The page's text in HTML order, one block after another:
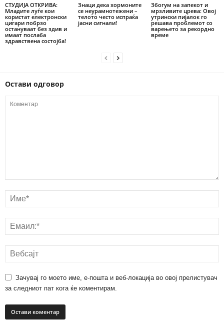
СТУДИЈА ОТКРИВА:
Младите луѓе кои
користат електронски
цигари побрзо
остануваат без здив и
имаат послаба
здравствена состојба!
Знаци дека хормоните
се неурамнотежени –
телото често испраќа
јасни сигнали!
Збогум на запекот и
мрзливите црева: Овој
утрински пијалок го
решава проблемот со
варењето за рекордно
време
Остави одговор
Зачувај го моето име, е-пошта и веб-локација во овој прелистувач
за следниот пат кога ќе коментирам.